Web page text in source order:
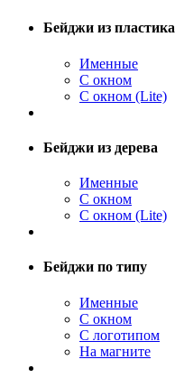
Бейджи из пластика
Именные
С окном
С окном (Lite)
Бейджи из дерева
Именные
С окном
С окном (Lite)
Бейджи по типу
Именные
С окном
С логотипом
На магните